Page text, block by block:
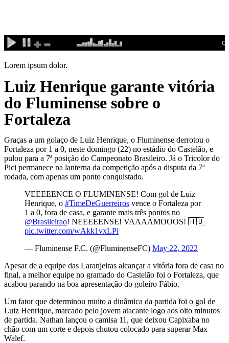
conteúdo
Lorem ipsum dolor.
Luiz Henrique garante vitória
do Fluminense sobre o
Fortaleza
Graças a um golaço de Luiz Henrique, o Fluminense derrotou o
Fortaleza por 1 a 0, neste domingo (22) no estádio do Castelão, e
pulou para a 7ª posição do Campeonato Brasileiro. Já o Tricolor do
Pici permanece na lanterna da competição após a disputa da 7ª
rodada, com apenas um ponto conquistado.
VEEEEENCE O FLUMINENSE! Com gol de Luiz
Henrique, o #TimeDeGuerreiros vence o Fortaleza por
1 a 0, fora de casa, e garante mais três pontos no
@Brasileirao! NEEEEENSE! VAAAAMOOOS! 🇭🇺
pic.twitter.com/wAkk1vxLPi
— Fluminense F.C. (@FluminenseFC) May 22, 2022
Apesar de a equipe das Laranjeiras alcançar a vitória fora de casa no
final, a melhor equipe no gramado do Castelão foi o Fortaleza, que
acabou parando na boa apresentação do goleiro Fábio.
Um fator que determinou muito a dinâmica da partida foi o gol de
Luiz Henrique, marcado pelo jovem atacante logo aos oito minutos
de partida. Nathan lançou o camisa 11, que deixou Capixaba no
chão com um corte e depois chutou colocado para superar Max
Walef.